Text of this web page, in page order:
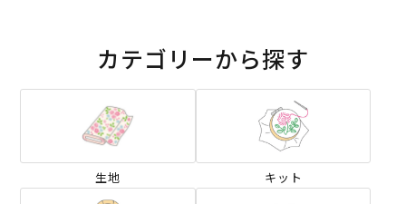
カテゴリーから探す
生地 キット